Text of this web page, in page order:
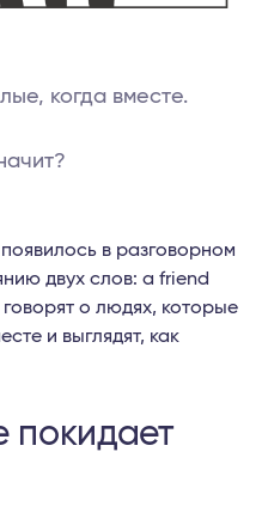
когда вместе.
в разговорном
двух слов: a friend
о людях, которые
и выглядят, как
покидает